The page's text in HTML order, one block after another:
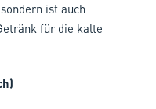
ist auch
für die kalte